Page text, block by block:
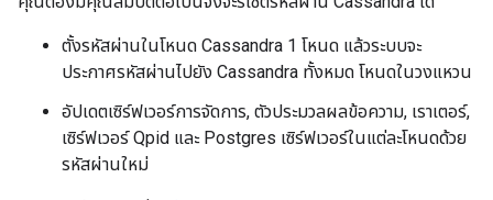
ตั้งรหัสผ่านในโหนด Cassandra 1 โหนด แล้วระบบจะ
ประกาศรหัสผ่านไปยัง Cassandra ทั้งหมด โหนดในวงแหวน
อัปเดตเซิร์ฟเวอร์การจัดการ, ตัวประมวลผลข้อความ, เราเตอร์,
เซิร์ฟเวอร์ Qpid และ Postgres เซิร์ฟเวอร์ในแต่ละโหนดด้วย
รหัสผ่านใหม่